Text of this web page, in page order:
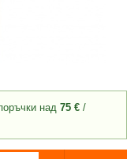
над 75 € /